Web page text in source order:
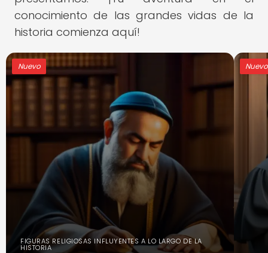
conocimiento de las grandes vidas de la
historia comienza aquí!
Nuevo
FIGURAS RELIGIOSAS INFLUYENTES A LO LARGO DE LA
HISTORIA
Nuevo